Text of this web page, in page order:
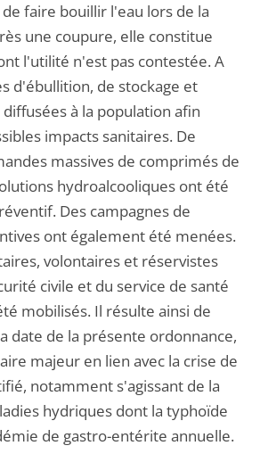
faire bouillir l'eau lors de la
une coupure, elle constitue
l'utilité n'est pas contestée. A
d'ébullition, de stockage et
à la population afin
impacts sanitaires. De
massives de comprimés de
hydroalcooliques ont été
Des campagnes de
ont également été menées.
volontaires et réservistes
civile et du service de santé
mobilisés. Il résulte ainsi de
date de la présente ordonnance,
majeur en lien avec la crise de
notamment s'agissant de la
hydriques dont la typhoïde
de gastro-entérite annuelle.